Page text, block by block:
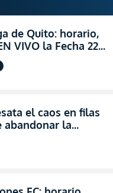
de Quito: horario,
VIVO la Fecha 22
el caos en filas
abandonar la